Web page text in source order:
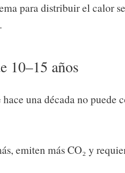
para distribuir el calor
10–15 años
una década no puede
emiten más CO₂ y